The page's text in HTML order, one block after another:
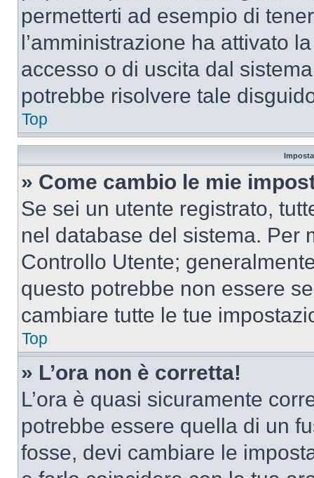
permetterti ad esempio di
l’amministrazione ha attivato
accesso o di uscita dal
potrebbe risolvere tale
Top
» Come cambio le mie
Se sei un utente registrato,
nel database del sistema. Per
Controllo Utente;
questo potrebbe non essere
cambiare tutte le tue
Top
» L’ora non è corretta!
L’ora è quasi sicuramente
potrebbe essere quella di un
fosse, devi cambiare le